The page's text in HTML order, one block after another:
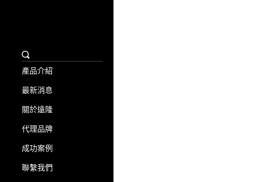
產品介紹
最新消息
關於遠隆
代理品牌
成功案例
聯繫我們